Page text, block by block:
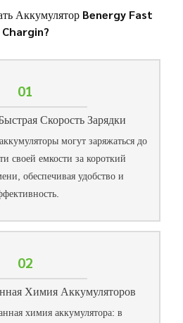
Аккумулятор Benergy Fast
Chargin?
01
Скорость Зарядки
могут заряжаться до
своей емкости за короткий
обеспечивая удобство и
02
Химия Аккумуляторов
химия аккумулятора: в